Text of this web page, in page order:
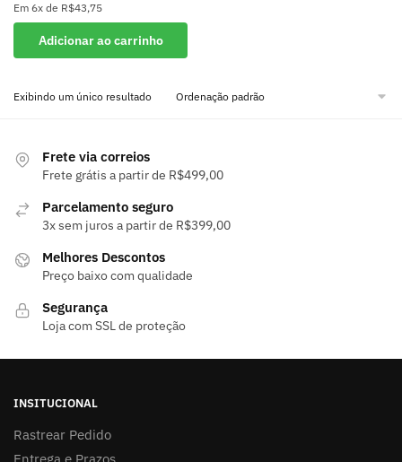
Em 6x de R$43,75
Adicionar ao carrinho
Exibindo um único resultado
Frete via correios
Frete grátis a partir de R$499,00
Parcelamento seguro
3x sem juros a partir de R$399,00
Melhores Descontos
Preço baixo com qualidade
Segurança
Loja com SSL de proteção
INSITUCIONAL
Rastrear Pedido